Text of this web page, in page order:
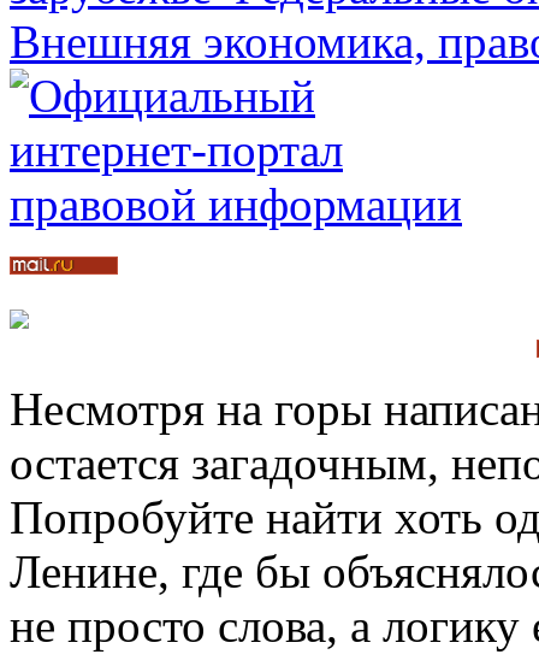
Несмотря на горы
остается загадочным,
Попробуйте найти хоть
Ленине, где бы
не просто слова, а логику